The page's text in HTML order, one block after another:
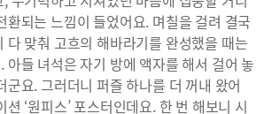
환되는 느낌이 들었어요. 며칠을 걸려 결국
다 맞춰 고흐의 해바라기를 완성했을 때는
아들 녀석은 자기 방에 액자를 해서 걸어 놓
군요. 그러더니 퍼즐 하나를 더 꺼내 왔어
‘원피스’ 포스터인데요. 한 번 해보니 시